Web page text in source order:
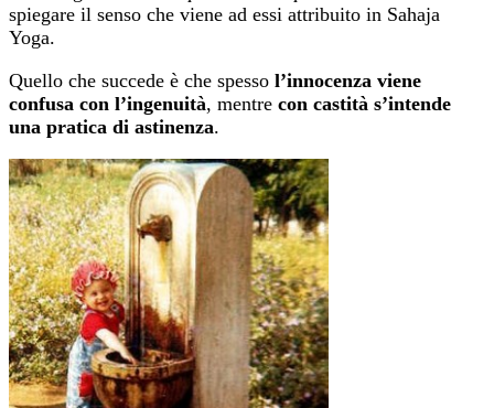
spiegare il senso che viene ad essi attribuito in Sahaja
Yoga.
Quello che succede è che spesso l’innocenza viene
confusa con l’ingenuità, mentre con castità s’intende
una pratica di astinenza.